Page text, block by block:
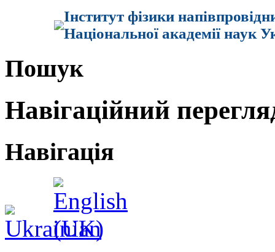
Інститут фізики
Національної академії наук
Пошук
Навігаційний
Навігація